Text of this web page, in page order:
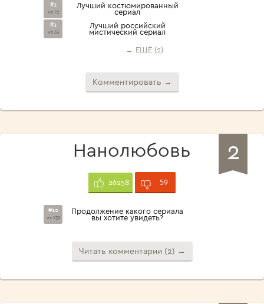
#1
из 72
Лучший костюмированный
сериал
#1
из 35
Лучший российский
мистический сериал
→ ЕЩЁ (2)
Комментировать →
2
Нанолюбовь
26258 59
#12
из 139
Продолжение какого сериала
вы хотите увидеть?
Читать комментарии (2) →